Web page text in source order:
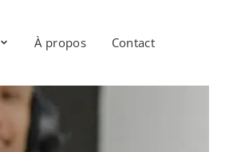
À propos Contact